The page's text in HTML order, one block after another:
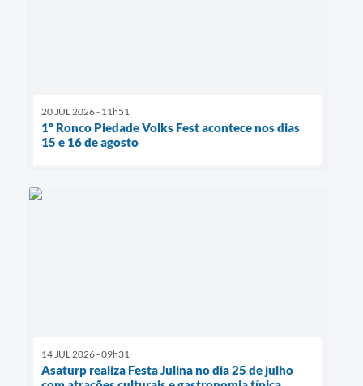
20 JUL 2026 - 11h51
1º Ronco Piedade Volks Fest acontece nos dias
15 e 16 de agosto
14 JUL 2026 - 09h31
Asaturp realiza Festa Julina no dia 25 de julho